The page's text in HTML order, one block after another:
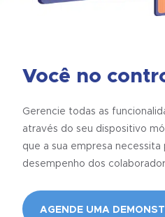
Você no
Gerencie todas as
através do seu dispositivo
que a sua empresa
desempenho dos
AGENDE UMA